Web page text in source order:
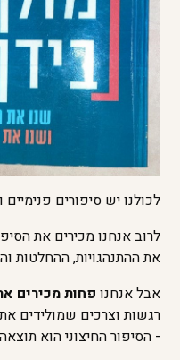
לכולנו יש סיפורים פנימיים
לרוב אנחנו מכירים את
את ההתנהגויות, ההחלטות
אבל אנחנו פחות מכירים
רגשות וצרכים שמולידים את
- הסיפור החיצוני הוא